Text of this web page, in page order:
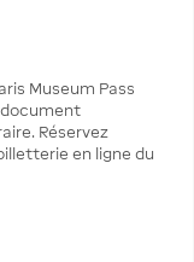
Museum Pass
Réservez
en ligne du